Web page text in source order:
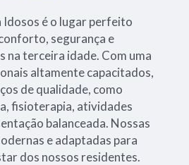
Idosos é o lugar perfeito
segurança e
na terceira idade. Com uma
altamente capacitados,
de qualidade, como
fisioterapia, atividades
balanceada. Nossas
e adaptadas para
dos nossos residentes.